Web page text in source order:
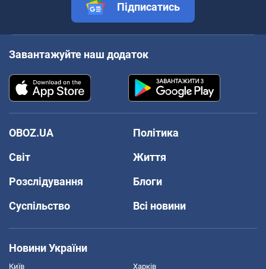
Підписатись
Завантажуйте наш додаток
OBOZ.UA
Політика
Світ
Життя
Розслідування
Блоги
Суспільство
Всі новини
Новини України
Київ Харків